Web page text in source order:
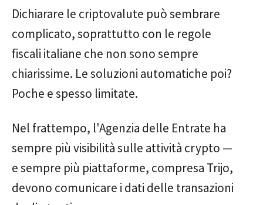
Dichiarare le criptovalute può sembrare
complicato, soprattutto con le regole
fiscali italiane che non sono sempre
chiarissime. Le soluzioni automatiche poi?
Poche e spesso limitate.
Nel frattempo, l'Agenzia delle Entrate ha
sempre più visibilità sulle attività crypto —
e sempre più piattaforme, compresa Trijo,
devono comunicare i dati delle transazioni